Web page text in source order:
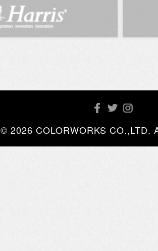
© 2026 COLORWORKS CO.,LTD.